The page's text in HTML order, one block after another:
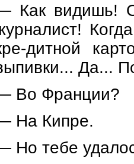
Как видишь!
дитной
Да...
Во Франции?
На Кипре.
Но тебе